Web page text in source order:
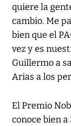
quiere la
cambio. Me
bien que el
vez y es
Guillermo a
Arias a los
El Premio
conoce bien